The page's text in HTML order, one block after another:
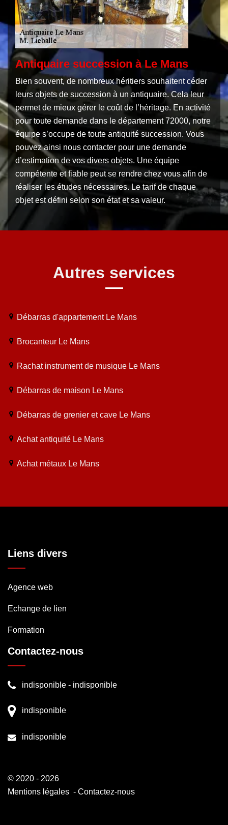
Antiquaire succession à Le Mans
Bien souvent, de nombreux héritiers souhaitent céder
leurs objets de succession à un antiquaire. Cela leur
permet de mieux gérer le coût de l’héritage. En activité
pour toute demande dans le département 72000, notre
équipe s’occupe de toute antiquité succession. Vous
pouvez ainsi nous contacter pour une demande
d’estimation de vos divers objets. Une équipe
compétente et fiable peut se rendre chez vous afin de
réaliser les études nécessaires. Le tarif de chaque
objet est défini selon son état et sa valeur.
Autres services
Débarras d'appartement Le Mans
Brocanteur Le Mans
Rachat instrument de musique Le Mans
Débarras de maison Le Mans
Débarras de grenier et cave Le Mans
Achat antiquité Le Mans
Achat métaux Le Mans
Liens divers
Agence web
Echange de lien
Formation
Contactez-nous
indisponible - indisponible
indisponible
indisponible
© 2020 - 2026
Mentions légales - Contactez-nous